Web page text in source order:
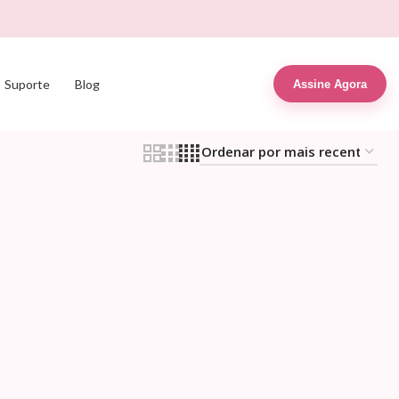
Suporte Blog Assine Agora